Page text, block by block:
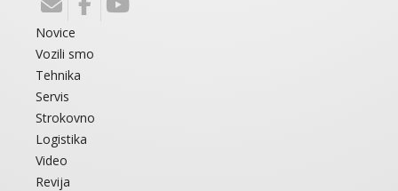
Novice
Vozili smo
Tehnika
Servis
Strokovno
Logistika
Video
Revija